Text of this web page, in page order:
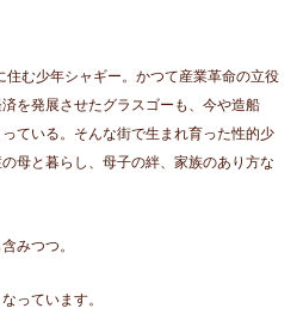
住む少年シャギー。かつて産業革命の立役
を発展させたグラスゴーも、今や造船
ている。そんな街で生まれ育った性的少
母と暮らし、母子の絆、家族のあり方な
みつつ。
なっています。